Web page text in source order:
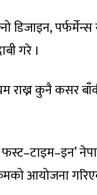
पर्फर्मेन्स
गरे ।
राख्न कुनै कसर
आयोजना